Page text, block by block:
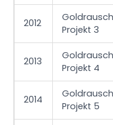
2012
Goldrausch
Projekt 3
2013
Goldrausch
Projekt 4
2014
Goldrausch
Projekt 5